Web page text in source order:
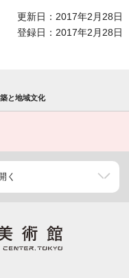
更新日：2017年2月28日
登録日：2017年2月28日
と地域文化
く